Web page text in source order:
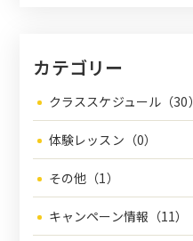
カテゴリー
クラススケジュール（30）
体験レッスン（0）
その他（1）
キャンペーン情報（11）